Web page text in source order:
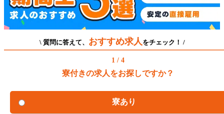
\ 質問に答えて、 おすすめ求人 をチェック！ /
1 / 4
寮付きの求人をお探しですか？
寮あり